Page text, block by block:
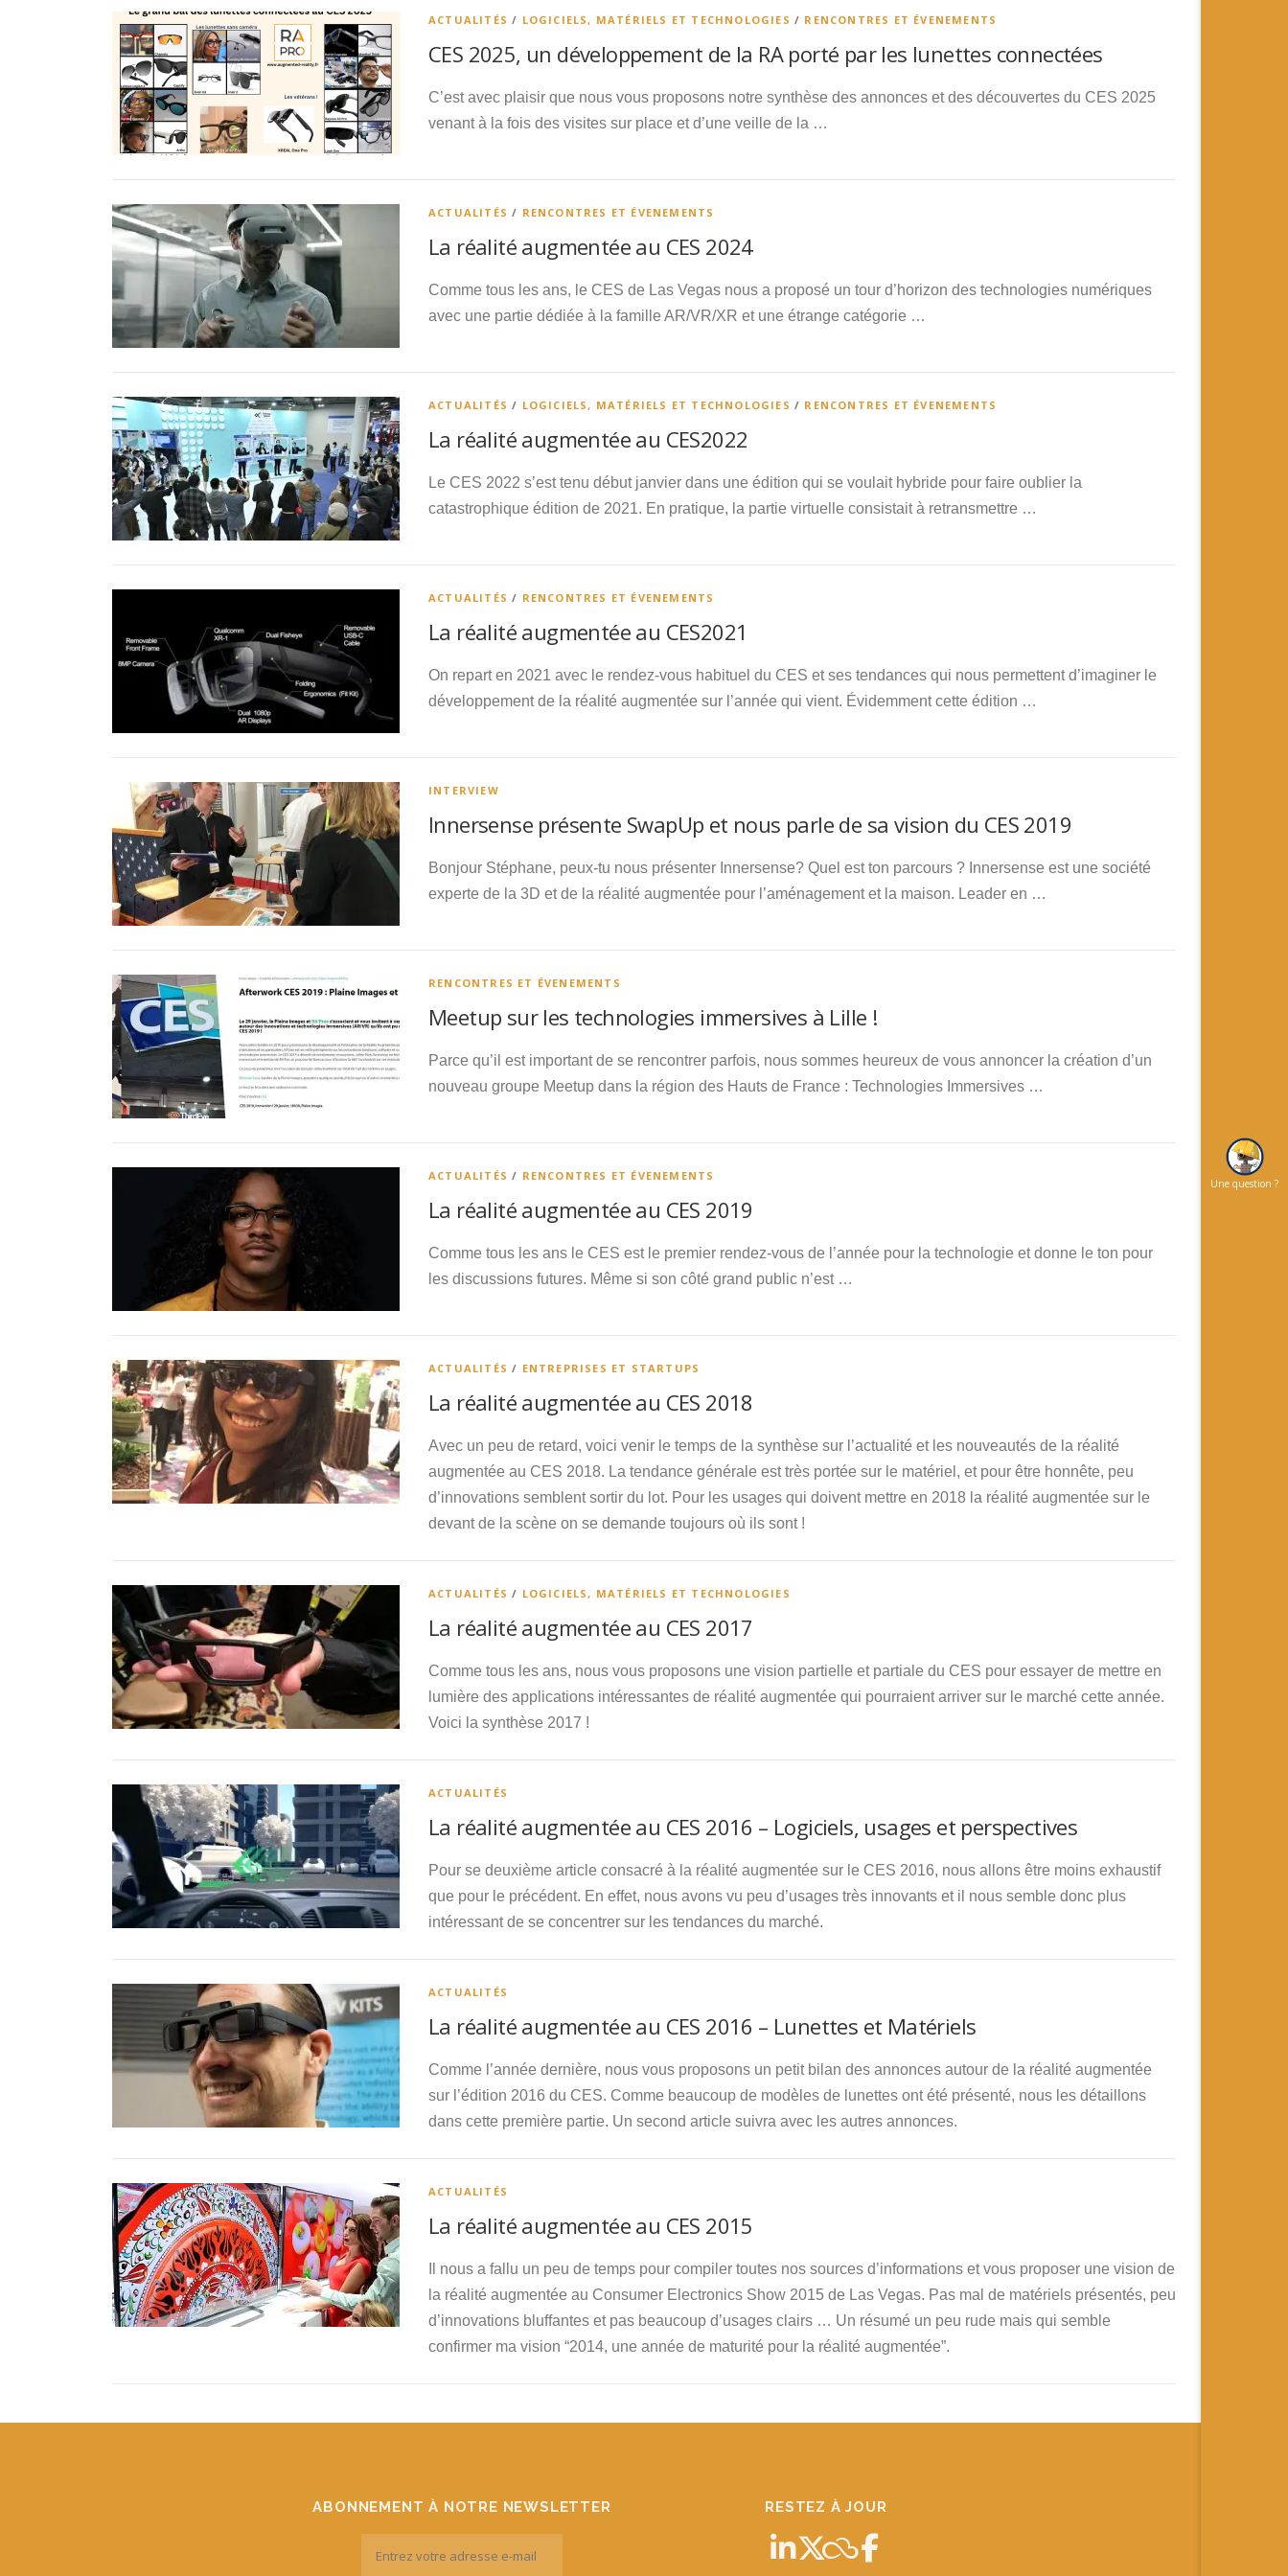
ACTUALITÉS / LOGICIELS, MATÉRIELS ET TECHNOLOGIES / RENCONTRES ET ÉVENEMENTS
CES 2025, un développement de la RA porté par les lunettes connectées
C’est avec plaisir que nous vous proposons notre synthèse des annonces et des découvertes du CES 2025
venant à la fois des visites sur place et d’une veille de la …
ACTUALITÉS / RENCONTRES ET ÉVENEMENTS
La réalité augmentée au CES 2024
Comme tous les ans, le CES de Las Vegas nous a proposé un tour d’horizon des technologies numériques
avec une partie dédiée à la famille AR/VR/XR et une étrange catégorie …
ACTUALITÉS / LOGICIELS, MATÉRIELS ET TECHNOLOGIES / RENCONTRES ET ÉVENEMENTS
La réalité augmentée au CES2022
Le CES 2022 s’est tenu début janvier dans une édition qui se voulait hybride pour faire oublier la
catastrophique édition de 2021. En pratique, la partie virtuelle consistait à retransmettre …
ACTUALITÉS / RENCONTRES ET ÉVENEMENTS
La réalité augmentée au CES2021
On repart en 2021 avec le rendez-vous habituel du CES et ses tendances qui nous permettent d’imaginer le
développement de la réalité augmentée sur l’année qui vient. Évidemment cette édition …
INTERVIEW
Innersense présente SwapUp et nous parle de sa vision du CES 2019
Bonjour Stéphane, peux-tu nous présenter Innersense? Quel est ton parcours ? Innersense est une société
experte de la 3D et de la réalité augmentée pour l’aménagement et la maison. Leader en …
RENCONTRES ET ÉVENEMENTS
Meetup sur les technologies immersives à Lille !
Parce qu’il est important de se rencontrer parfois, nous sommes heureux de vous annoncer la création d’un
nouveau groupe Meetup dans la région des Hauts de France : Technologies Immersives …
ACTUALITÉS / RENCONTRES ET ÉVENEMENTS
La réalité augmentée au CES 2019
Comme tous les ans le CES est le premier rendez-vous de l’année pour la technologie et donne le ton pour
les discussions futures. Même si son côté grand public n’est …
ACTUALITÉS / ENTREPRISES ET STARTUPS
La réalité augmentée au CES 2018
Avec un peu de retard, voici venir le temps de la synthèse sur l’actualité et les nouveautés de la réalité
augmentée au CES 2018. La tendance générale est très portée sur le matériel, et pour être honnête, peu
d’innovations semblent sortir du lot. Pour les usages qui doivent mettre en 2018 la réalité augmentée sur le
devant de la scène on se demande toujours où ils sont !
ACTUALITÉS / LOGICIELS, MATÉRIELS ET TECHNOLOGIES
La réalité augmentée au CES 2017
Comme tous les ans, nous vous proposons une vision partielle et partiale du CES pour essayer de mettre en
lumière des applications intéressantes de réalité augmentée qui pourraient arriver sur le marché cette année.
Voici la synthèse 2017 !
ACTUALITÉS
La réalité augmentée au CES 2016 – Logiciels, usages et perspectives
Pour se deuxième article consacré à la réalité augmentée sur le CES 2016, nous allons être moins exhaustif
que pour le précédent. En effet, nous avons vu peu d’usages très innovants et il nous semble donc plus
intéressant de se concentrer sur les tendances du marché.
ACTUALITÉS
La réalité augmentée au CES 2016 – Lunettes et Matériels
Comme l’année dernière, nous vous proposons un petit bilan des annonces autour de la réalité augmentée
sur l’édition 2016 du CES. Comme beaucoup de modèles de lunettes ont été présenté, nous les détaillons
dans cette première partie. Un second article suivra avec les autres annonces.
ACTUALITÉS
La réalité augmentée au CES 2015
Il nous a fallu un peu de temps pour compiler toutes nos sources d’informations et vous proposer une vision de
la réalité augmentée au Consumer Electronics Show 2015 de Las Vegas. Pas mal de matériels présentés, peu
d’innovations bluffantes et pas beaucoup d’usages clairs … Un résumé un peu rude mais qui semble
confirmer ma vision “2014, une année de maturité pour la réalité augmentée”.
ABONNEMENT À NOTRE NEWSLETTER RESTEZ À JOUR
Une question ?